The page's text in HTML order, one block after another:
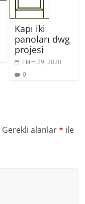
Kapı iki
panoları dwg
projesi
Ekim 29, 2020
0
Gerekli alanlar* ile